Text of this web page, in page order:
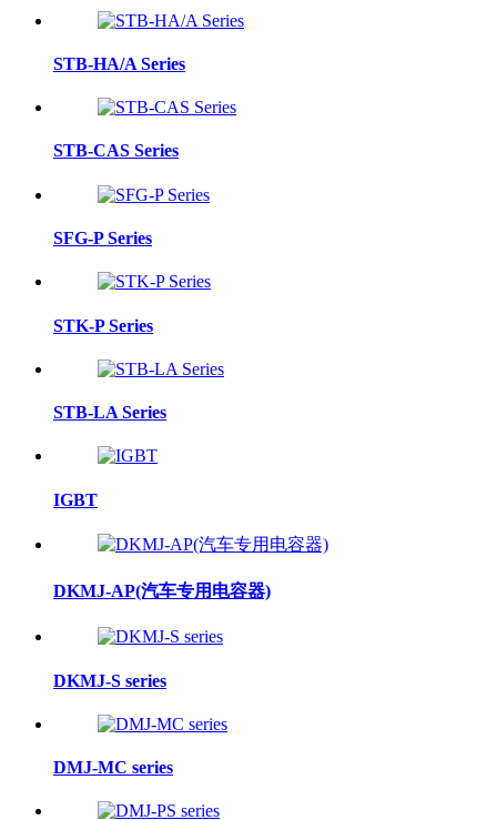
STB-HA/A Series
STB-CAS Series
SFG-P Series
STK-P Series
STB-LA Series
IGBT
DKMJ-AP(汽车专用电容器)
DKMJ-S series
DMJ-MC series